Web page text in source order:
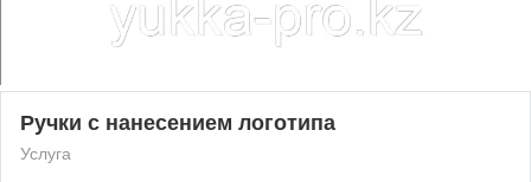
Ручки с нанесением логотипа
Услуга